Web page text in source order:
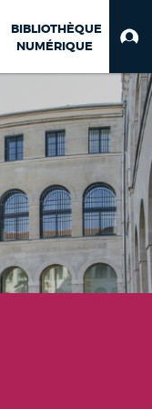
BIBLIOTHÈQUE
NUMÉRIQUE